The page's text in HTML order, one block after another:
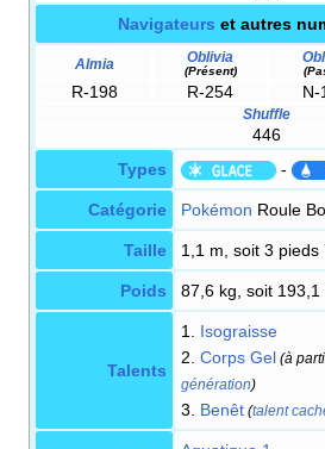
Navigateurs et autres
Almia Oblivia
(Présent)
R-198 R-254 N-
Shuffle
446
Types
-
Catégorie Pokémon Roule
Taille 1,1 m, soit 3 pieds
Poids 87,6 kg, soit 193,1
Talents
1. Isograisse
2. Corps Gel (à
génération)
3. Benêt (talent